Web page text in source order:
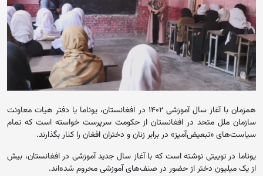
همزمان با آغاز سال آموزشی ۱۴۰۲ در افغانستان، یوناما یا دفتر هیات معاونت
سازمان ملل متحد در افغانستان از حکومت سرپرست خواسته است که تمام
سیاست‌های «تبعیض‌آمیز» در برابر زنان و دختران افغان را کنار بگذارند.
یوناما در توییتی نوشته است که با آغاز سال جدید آموزشی در افغانستان، بیش
از یک میلیون دختر از حضور در صنف‌های آموزشی محروم شده‌اند.